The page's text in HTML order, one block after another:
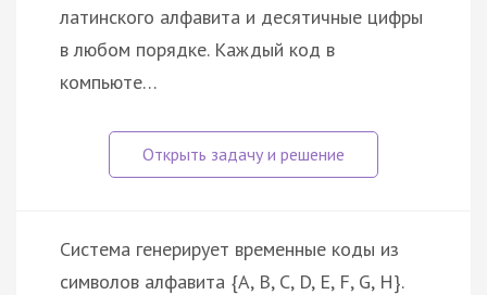
латинского алфавита и десятичные цифры
в любом порядке. Каждый код в
компьюте…
Система генерирует временные коды из
символов алфавита {A, B, C, D, E, F, G, H}.